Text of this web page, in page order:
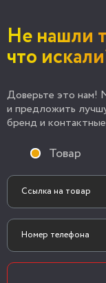
Не нашли
что
Доверьте это нам!
и предложить
бренд и
Товар